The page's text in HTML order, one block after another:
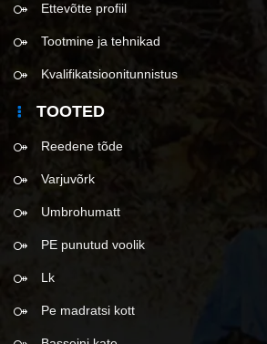
Ettevõtte profiil
Tootmine ja tehnikad
Kvalifikatsioonitunnistus
TOOTED
Reedene tõde
Varjuvõrk
Umbrohumatt
PE punutud voolik
Lk
Pe madratsi kott